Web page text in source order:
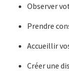
Observer
Prendre
Accueillir
Créer une